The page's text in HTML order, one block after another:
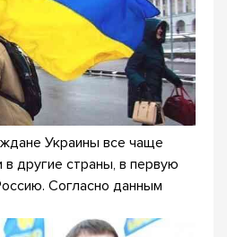
Украины все чаще
другие страны, в первую
Согласно данным